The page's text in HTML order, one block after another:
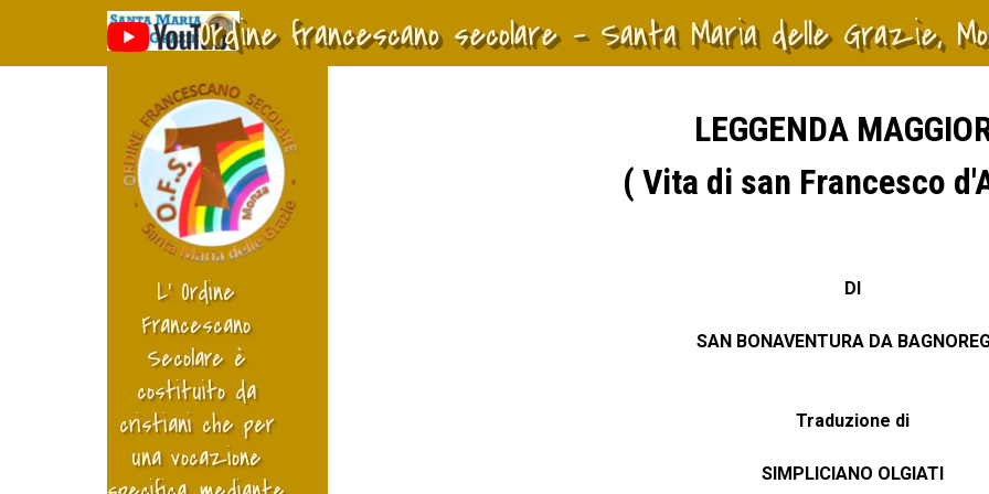
Vai ai contenuti
Ordine francescano secolare - Santa Maria delle Grazie,
Salta menù
L’ Ordine
Francescano
Secolare è
costituito da
cristiani che per
una vocazione
LEGGENDA
( Vita di san Francesco
DI
SAN BONAVENTURA DA
Traduzione di
SIMPLICIANO OLGIATI